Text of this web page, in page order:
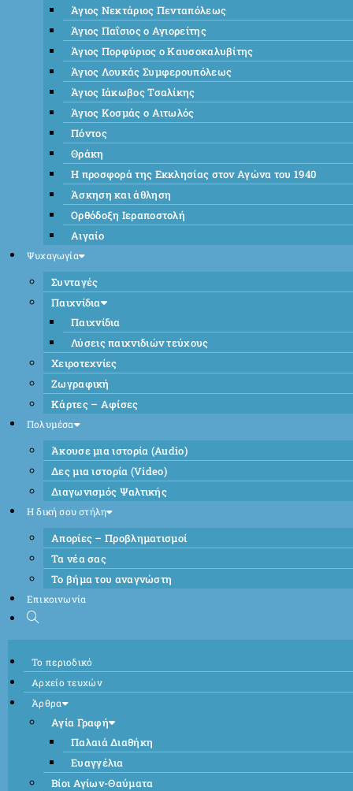
Άγιος Νεκτάριος Πενταπόλεως
Άγιος Παΐσιος ο Αγιορείτης
Άγιος Πορφύριος ο Καυσοκαλυβίτης
Άγιος Λουκάς Συμφερουπόλεως
Άγιος Ιάκωβος Τσαλίκης
Άγιος Κοσμάς ο Αιτωλός
Πόντος
Θράκη
Η προσφορά της Εκκλησίας στον Αγώνα του 1940
Άσκηση και άθληση
Ορθόδοξη Ιεραποστολή
Αιγαίο
Ψυχαγωγία
Συνταγές
Παιχνίδια
Παιχνίδια
Λύσεις παιχνιδιών τεύχους
Χειροτεχνίες
Ζωγραφική
Κάρτες – Αφίσες
Πολυμέσα
Άκουσε μια ιστορία (Audio)
Δες μια ιστορία (Video)
Διαγωνισμός Ψαλτικής
Η δική σου στήλη
Απορίες – Προβληματισμοί
Τα νέα σας
Το βήμα του αναγνώστη
Επικοινωνία
Το περιοδικό
Αρχείο τευχών
Άρθρα
Αγία Γραφή
Παλαιά Διαθήκη
Ευαγγέλια
Βίοι Αγίων-Θαύματα